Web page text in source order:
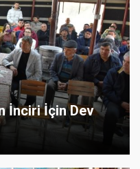
İnciri İçin Dev